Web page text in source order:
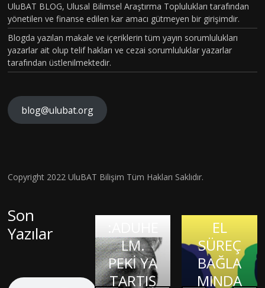
UluBAT BLOG, Ulusal Bilimsel Araştırma Toplulukları tarafından
yönetilen ve finanse edilen kar amacı gütmeyen bir girişimdir.
Blogda yazılan makale ve içeriklerin tüm yayın sorumlulukları
yazarlar ait olup telif hakları ve cezai sorumluluklar yazarlar
tarafından üstlenilmektedir.
blog@ulubat.org
Copyright 2022 UluBAT Bilişim Tüm Hakları Saklıdır.
Son
Yazılar
İLK
TEDAVİ
:ADUHE
LM.
TARTIŞ
SI BİR
OLMAK:
JASON
PADGE
en De
Görme
Kaybına
Sebep
Teorisi
ve
Bilgiye
TOPLU
MSAL
CİNSİYE
T
FİZYOL
SÜREÇ
BAĞLA
MINDA
KIRIK
KALPLE
R